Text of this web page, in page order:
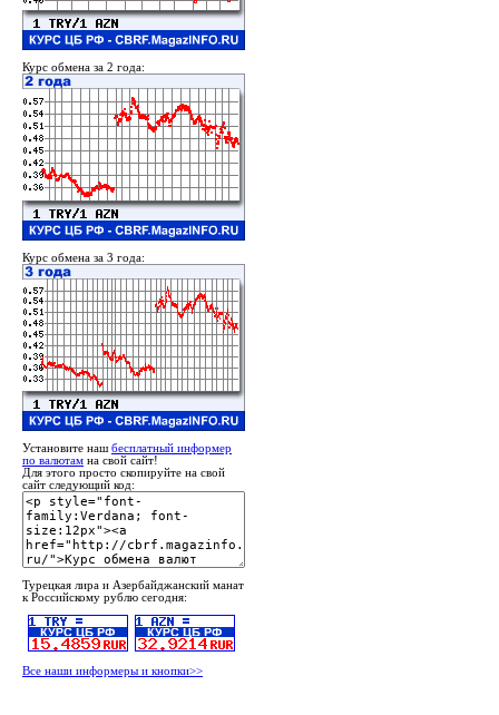
Курс обмена за 2 года:
Курс обмена за 3 года:
Установите наш бесплатный информер
по валютам на свой сайт!
Для этого просто скопируйте на свой
сайт следующий код:
Турецкая лира и Азербайджанский манат
к Российскому рублю сегодня:
Все наши информеры и кнопки>>